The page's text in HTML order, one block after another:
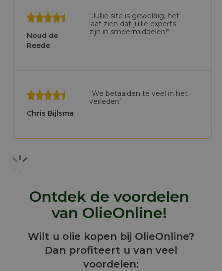
Noud de
Reede
"Jullie site is geweldig, het
laat zien dat jullie experts
zijn in smeermiddelen!"
Chris Bijlsma
"We betaalden te veel in het
verleden"
Ontdek de voordelen
van OlieOnline!
Wilt u olie kopen bij OlieOnline?
Dan profiteert u van veel
voordelen: